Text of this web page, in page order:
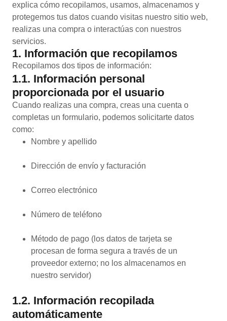
explica cómo recopilamos, usamos, almacenamos y
protegemos tus datos cuando visitas nuestro sitio web,
realizas una compra o interactúas con nuestros
servicios.
1. Información que recopilamos
Recopilamos dos tipos de información:
1.1. Información personal
proporcionada por el usuario
Cuando realizas una compra, creas una cuenta o
completas un formulario, podemos solicitarte datos
como:
Nombre y apellido
Dirección de envío y facturación
Correo electrónico
Número de teléfono
Método de pago (los datos de tarjeta se
procesan de forma segura a través de un
proveedor externo; no los almacenamos en
nuestro servidor)
1.2. Información recopilada
automáticamente